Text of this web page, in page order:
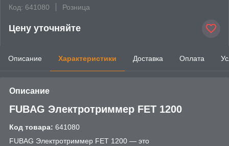
Код: 641080
Розница
Цену уточняйте
Описание Характеристики Доставка Оплата
Описание
FUBAG Электротриммер FET 1200
Код товара: 641080
FUBAG Электротриммер FET 1200 — это